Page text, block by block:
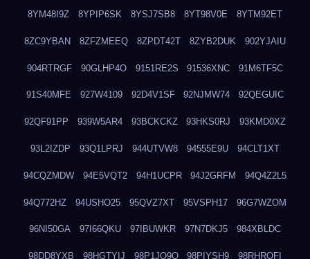
8YM48I9Z 8YPIP6SK 8YSJ7SB8 8YT98V0E 8YTM92ET
8ZC9YBAN 8ZFZMEEQ 8ZPDT42T 8ZYB2DUK 902YJAIU
904RTRGF 90GLHP4O 9151RE2S 91536XNC 91M6TF5C
91S40MFE 927W4109 92D4V1SF 92NJMW74 92QEGUIC
92QF91PP 939W5AR4 93BCKCKZ 93HKS0RJ 93KMD0XZ
93L2IZDP 93Q1LPRJ 944UTVW8 94555E9U 94CLT1XT
94CQZMDW 94E5VQT2 94H1UCPR 94J2GRFM 94Q4Z2L5
94Q772HZ 94USHO25 95QVZ7XT 95VSPH17 96G7WZOM
96NI50GA 97I66QKU 97IBUWKR 97N7DKJ5 984XBLDC
98DD8YXB 98HGTYIJ 98P1JO9O 98PIYSH9 98RHROFI